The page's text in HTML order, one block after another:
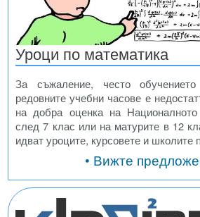
Уроци по математика
За съжаление, често
редовните учебни часове е
на добра оценка на
след 7 клас или на матурите в 12
идват уроците, курсовете и школите
• Вижте